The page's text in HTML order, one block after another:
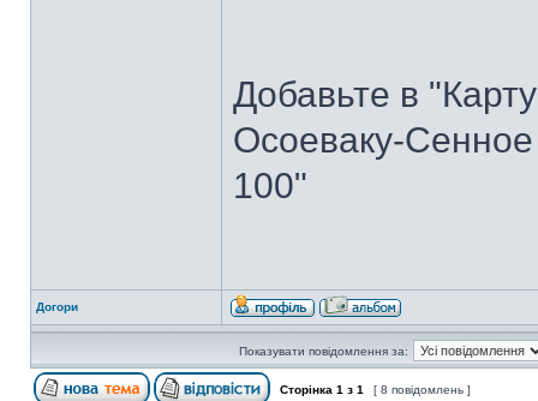
Добавьте в
Осоеваку-
100"
Догори
Показувати повідомлення за:
Сторінка 1 з 1 [ 8 повідомлень ]